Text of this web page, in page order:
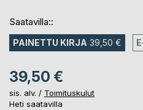
Saatavilla::
PAINETTU KIRJA 39,50 €
39,50 €
sis. alv. / Toimituskulut
Heti saatavilla